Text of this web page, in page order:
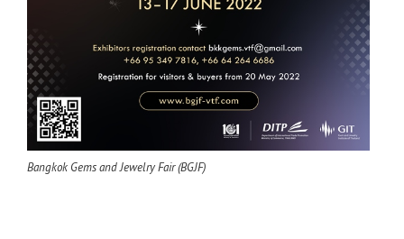
Bangkok Gems and Jewelry Fair (BGJF)